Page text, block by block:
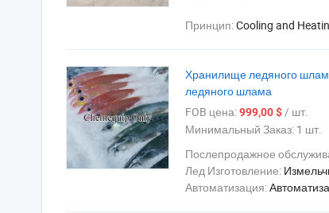
Принцип:Cooling and
Хранилище ледяного
ледяного шлама
FOB цена:999,00 $/ шт.
Минимальный Заказ: 1 шт.
Послепродажное
Лед Изготовление:
Автоматизация: